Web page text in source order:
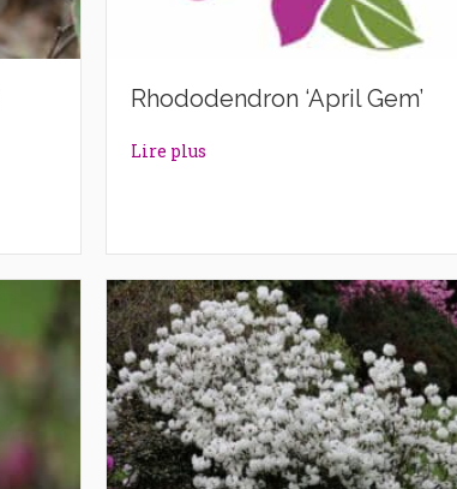
Rhododendron ‘April Gem’
Lire plus